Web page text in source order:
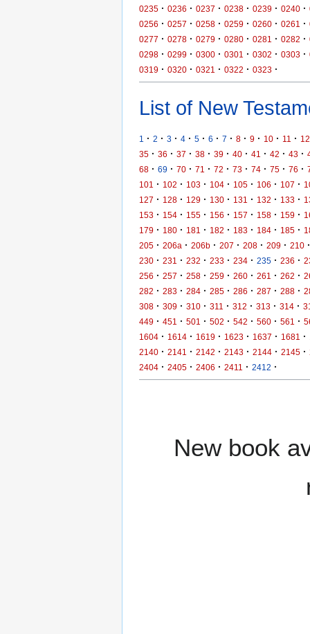
0235 · 0236 · 0237 · 0238 · 0239 · 0240 ·
0256 · 0257 · 0258 · 0259 · 0260 · 0261 ·
0277 · 0278 · 0279 · 0280 · 0281 · 0282 ·
0298 · 0299 · 0300 · 0301 · 0302 · 0303 ·
0319 · 0320 · 0321 · 0322 · 0323 ·
List of New
1 · 2 · 3 · 4 · 5 · 6 · 7 · 8 · 9 · 10 · 11 · 12
35 · 36 · 37 · 38 · 39 · 40 · 41 · 42 · 43 ·
68 · 69 · 70 · 71 · 72 · 73 · 74 · 75 · 76 ·
101
· 102 · 103 · 104 · 105 · 106 · 107 ·
127 · 128 · 129 · 130 · 131 · 132 · 133 ·
153 · 154 · 155 · 156 · 157 · 158 · 159 ·
179 · 180 · 181 · 182 · 183 · 184 · 185 ·
205 · 206a · 206b · 207 · 208 · 209 · 210 ·
230 · 231 · 232 · 233 · 234 · 235 · 236 ·
256 · 257 · 258 · 259 · 260 · 261 · 262 ·
282 · 283 · 284 · 285 · 286 · 287 · 288 ·
308 · 309 · 310 · 311 · 312 · 313 · 314 ·
449 · 451 · 501 · 502 · 542 · 560 · 561 ·
1604 · 1614 · 1619 · 1623 · 1637 · 1681 ·
2140 · 2141 · 2142 · 2143 · 2144 · 2145 ·
2404 · 2405 · 2406 · 2411 · 2412 ·
New book